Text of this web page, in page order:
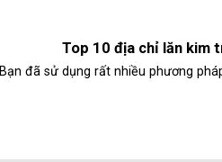
Top 10 địa chỉ lăn kim
Bạn đã sử dụng rất nhiều phương